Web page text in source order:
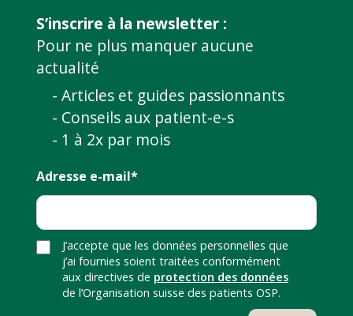
S’inscrire à la newsletter :
Pour ne plus manquer aucune
actualité
- Articles et guides passionnants
- Conseils aux patient-e-s
- 1 à 2x par mois
Adresse e-mail*
J’accepte que les données personnelles que
j’ai fournies soient traitées conformément
aux directives de protection des données
de l’Organisation suisse des patients OSP.